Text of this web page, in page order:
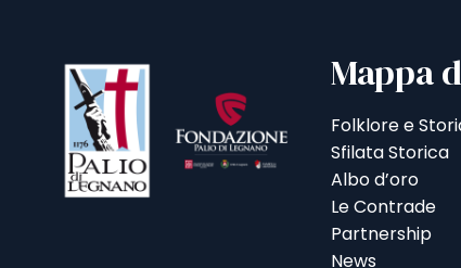
Mappa
Folklore e
Sfilata Storica
Albo d’oro
Le Contrade
Partnership
News